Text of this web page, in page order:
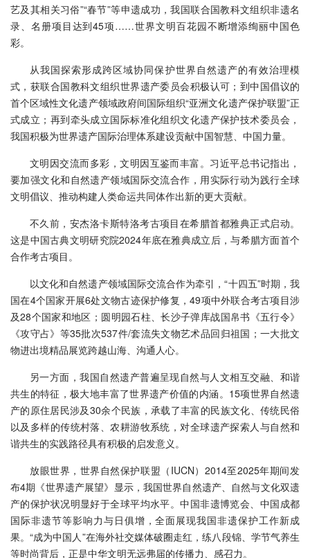
艺及其相关习俗”“春节”等申遗成功，我国联合国教科文组织非遗名
录、名册项目达到45项……世界文明百花园不断增添绚丽中国色
彩。
从我国探索形成跨区域协同保护世界自然遗产的有效治理模
式，获联合国教科文组织世界遗产委员会积极认可；到中国倡议的
首个区域性文化遗产领域政府间国际组织“亚洲文化遗产保护联盟”正
式成立；再到牵头成立国际标准化组织文化遗产保护技术委员会，
我国积极为世界遗产国际治理体系建设贡献中国智慧、中国力量。
文明因交流而多彩，文明因互鉴而丰富。习近平总书记指出，
要加强文化和自然遗产领域国际交流合作，用实际行动为践行全球
文明倡议、推动构建人类命运共同体作出新的更大贡献。
不久前，安杰洛卡斯特洛考古项目在希腊首都雅典正式启动。
这是中国古典文明研究院2024年底在雅典成立后，与希腊方面首个
合作考古项目。
以文化和自然遗产领域国际交流合作为牵引，“十四五”时期，我
国在4个国家开展6处文物古迹保护修复，49项中外联合考古项目涉
及28个国家和地区；圆明园石柱、长沙子弹库战国帛书《五行令》
《攻守占》等35批次537件/套流失文物艺术品回归祖国；一大批文
物进出境精品展览跨越山海、沟通人心。
另一方面，我国自然遗产普遍呈现自然与人文相互交融、和谐
共生的特征，极大地丰富了世界遗产价值的内涵。15项世界自然遗
产的原住居民涉及30余个民族，承载了丰富的民族文化、传统民俗
以及多样的传统村落、农耕游牧系统，对全球遗产探索人与自然和
谐共生的实践路径具有积极的启发意义。
放眼世界，世界自然保护联盟（IUCN）2014至2025年期间发
布4期《世界遗产展望》显示，我国世界自然遗产、自然与文化双遗
产的保护状况明显好于全球平均水平。中国非遗博览会、中国成都
国际非遗节等影响力与日俱增，全面展现我国非遗保护工作新成
果。“成为中国人”在海外社交媒体破圈走红，练八段锦、学节气养生
等时尚背后，正是中华文明无远弗届的传播力、感召力。